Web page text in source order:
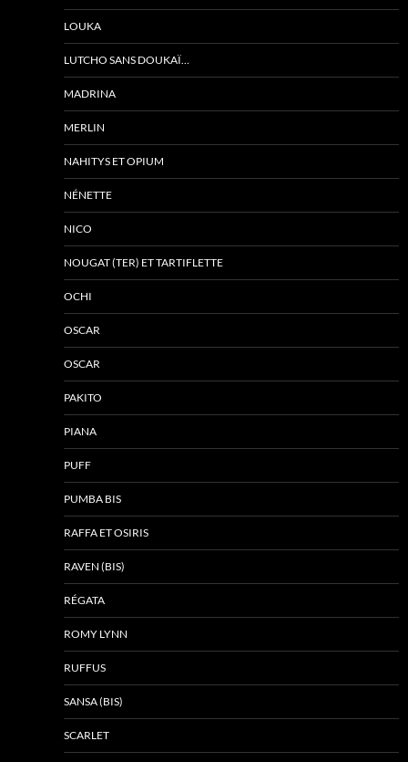
LOUKA
LUTCHO SANS DOUKAÏ…
MADRINA
MERLIN
NAHITYS ET OPIUM
NÉNETTE
NICO
NOUGAT (TER) ET TARTIFLETTE
OCHI
OSCAR
OSCAR
PAKITO
PIANA
PUFF
PUMBA BIS
RAFFA ET OSIRIS
RAVEN (BIS)
RÉGATA
ROMY LYNN
RUFFUS
SANSA (BIS)
SCARLET